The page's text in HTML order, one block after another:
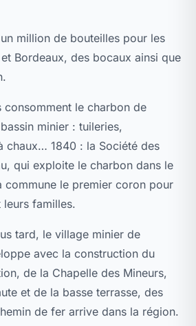
million de bouteilles pour les
Bordeaux, des bocaux ainsi que
consomment le charbon de
minier : tuileries,
chaux… 1840 : la Société des
qui exploite le charbon dans le
commune le premier coron pour
leurs familles.
tard, le village minier de
avec la construction du
de la Chapelle des Mineurs,
et de la basse terrasse, des
de fer arrive dans la région.